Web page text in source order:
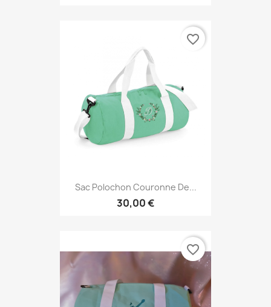
Sac Polochon Couronne De...
30,00 €
favorite_border
favorite_border